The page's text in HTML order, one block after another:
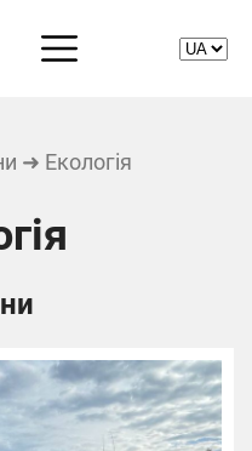
➜ Екологія